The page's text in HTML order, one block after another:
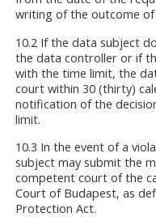
writing of the outcome
10.2 If the data subject
the data controller or if
with the time limit, the
court within 30 (thirty)
notification of the
limit.
10.3 In the event of a
subject may submit the
competent court of the
Court of Budapest, as
Protection Act.